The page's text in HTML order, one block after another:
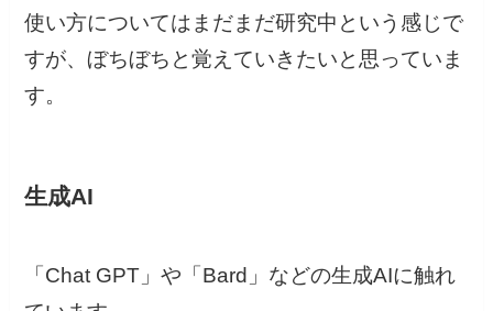
使い方についてはまだまだ研究中という感じで
すが、ぼちぼちと覚えていきたいと思っていま
す。
生成AI
「Chat GPT」や「Bard」などの生成AIに触れ